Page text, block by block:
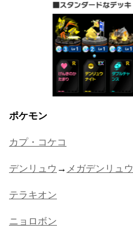
ポケモン
カプ・コケコ
デンリュウ → メガデンリュウ
テラキオン
ニョロボン